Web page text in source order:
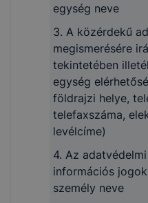
egység neve
3. A közérdekű
megismerésére
tekintetében
egység
földrajzi helye,
telefaxszáma,
levélcíme)
4. Az
információs
személy neve